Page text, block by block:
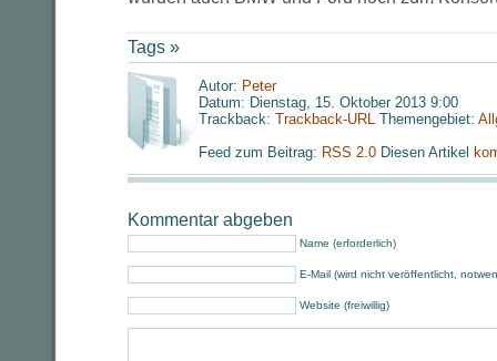
Tags »
Autor: Peter
Datum: Dienstag, 15. Oktober 2013 9:00
Trackback: Trackback-URL Themengebiet:
Feed zum Beitrag: RSS 2.0 Diesen Artikel
Kommentar abgeben
Name (erforderlich)
E-Mail (wird nicht veröffentlicht,
Website (freiwillig)